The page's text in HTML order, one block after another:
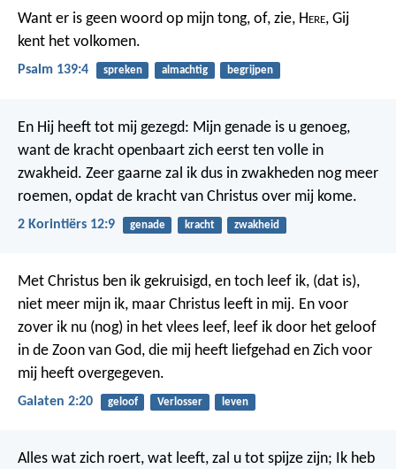
Want er is geen woord op mijn tong, of, zie, Here, Gij
kent het volkomen.
Psalm 139:4 spreken almachtig begrijpen
En Hij heeft tot mij gezegd: Mijn genade is u genoeg,
want de kracht openbaart zich eerst ten volle in
zwakheid. Zeer gaarne zal ik dus in zwakheden nog meer
roemen, opdat de kracht van Christus over mij kome.
2 Korintiërs 12:9 genade kracht zwakheid
Met Christus ben ik gekruisigd, en toch leef ik, (dat is),
niet meer mijn ik, maar Christus leeft in mij. En voor
zover ik nu (nog) in het vlees leef, leef ik door het geloof
in de Zoon van God, die mij heeft liefgehad en Zich voor
mij heeft overgegeven.
Galaten 2:20 geloof Verlosser leven
Alles wat zich roert, wat leeft, zal u tot spijze zijn; Ik heb